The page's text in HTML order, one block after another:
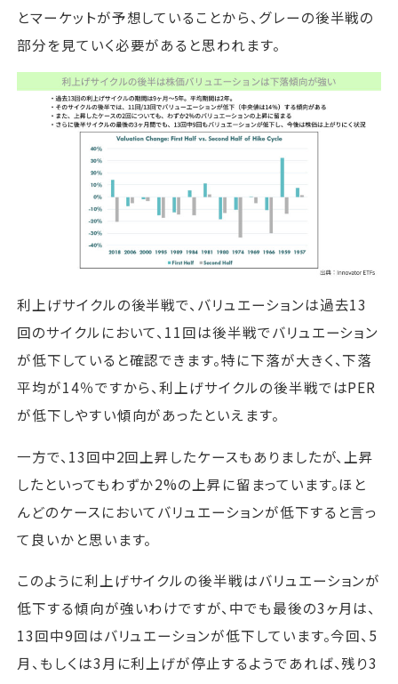
とマーケットが予想していることから、グレーの後半戦の
部分を見ていく必要があると思われます。
利上げサイクルの後半戦で、バリュエーションは過去13
回のサイクルにおいて、11回は後半戦でバリュエーション
が低下していると確認できます。特に下落が大きく、下落
平均が14％ですから、利上げサイクルの後半戦ではPER
が低下しやすい傾向があったといえます。
一方で、13回中2回上昇したケースもありましたが、上昇
したといってもわずか2%の上昇に留まっています。ほと
んどのケースにおいてバリュエーションが低下すると言っ
て良いかと思います。
このように利上げサイクルの後半戦はバリュエーションが
低下する傾向が強いわけですが、中でも最後の3ヶ月は、
13回中9回はバリュエーションが低下しています。今回、5
月、もしくは3月に利上げが停止するようであれば、残り3